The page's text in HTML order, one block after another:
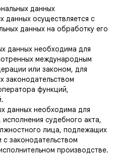
данных
данных осуществляется с
данных на обработку его
данных необходима для
международным
или законом, для
законодательством
функций,
данных необходима для
судебного акта,
лица, подлежащих
законодательством
производстве.